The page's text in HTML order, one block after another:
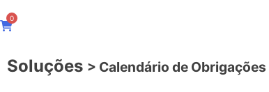
0
Soluções > Calendário de Obrigações